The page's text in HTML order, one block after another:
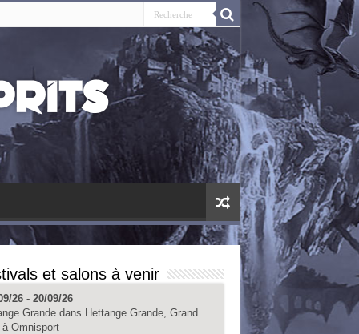
et salons à venir
26 - 20/09/26
Grande dans Hettange Grande, Grand
à Omnisport